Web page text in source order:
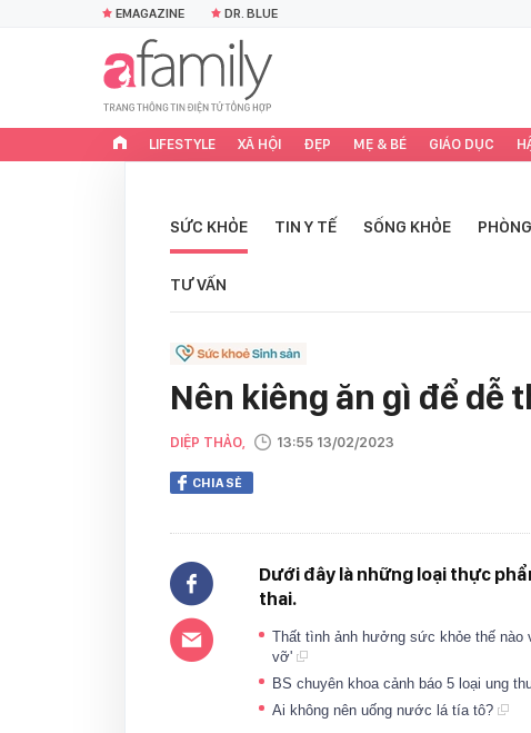
EMAGAZINE DR. BLUE
LIFESTYLE XÃ HỘI ĐẸP MẸ & BÉ GIÁO DỤC
SỨC KHỎE TIN Y TẾ SỐNG KHỎE
TƯ VẤN
Nên kiêng ăn gì để dễ
DIỆP THẢO, 13:55 13/02/2023
CHIA SẺ
Dưới đây là những loại thực
thai.
Thất tình ảnh hưởng sức khỏe thế nào
vỡ'
BS chuyên khoa cảnh báo 5 loại ung
Ai không nên uống nước lá tía tô?